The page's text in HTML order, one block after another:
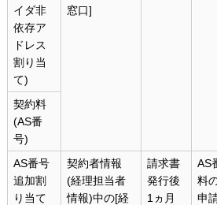
イダ非
依存ア
ドレス
割り当
て)
窓口]
契約料
(AS番
号)
AS番号
追加割
り当て
契約者情報
(経理担当者
情報)中の[経
請求書
発行後
1ヵ月
AS
料
申